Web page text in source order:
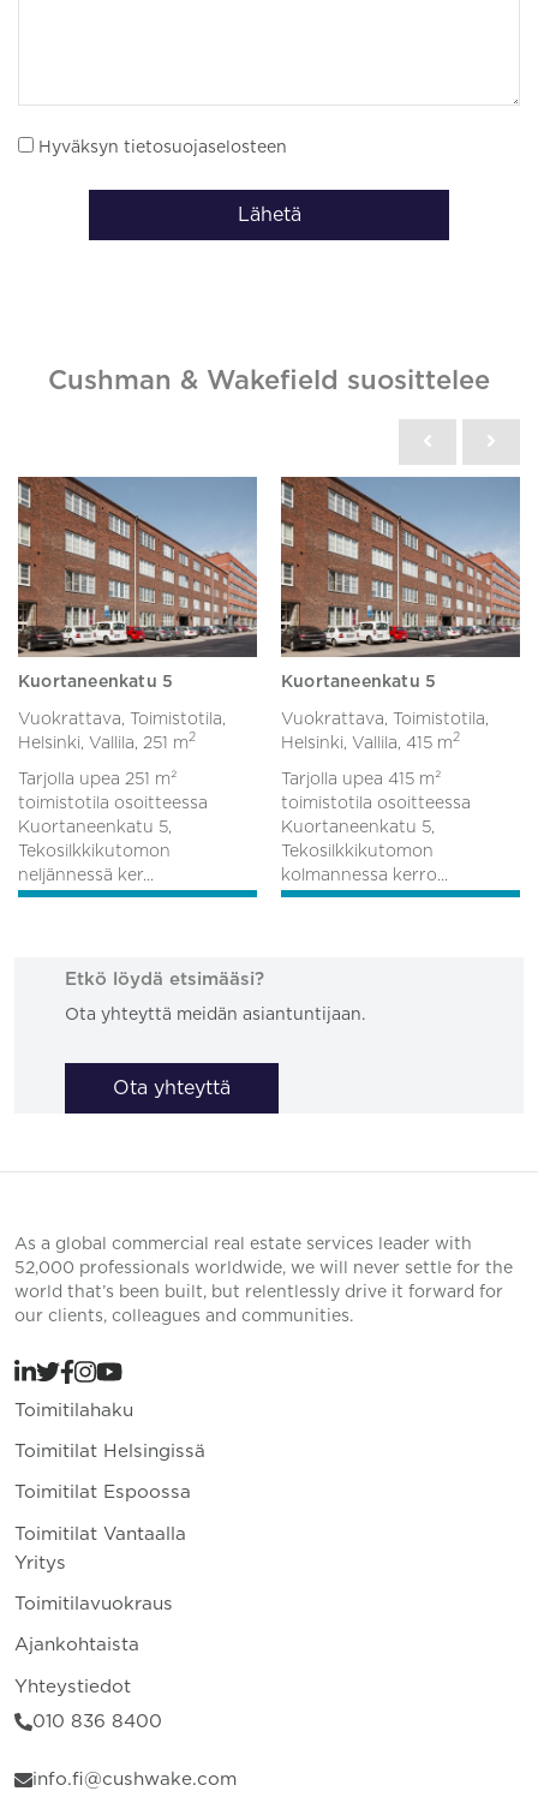
Hyväksyn tietosuojaselosteen
Lähetä
Cushman & Wakefield suosittelee
Kuortaneenkatu 5
Vuokrattava, Toimistotila,
Helsinki, Vallila, 251 m2
Tarjolla upea 251 m²
toimistotila osoitteessa
Kuortaneenkatu 5,
Tekosilkkikutomon
neljännessä ker...
Kuortaneenkatu 5
Vuokrattava, Toimistotila,
Helsinki, Vallila, 415 m2
Tarjolla upea 415 m²
toimistotila osoitteessa
Kuortaneenkatu 5,
Tekosilkkikutomon
kolmannessa kerro...
Etkö löydä etsimääsi?
Ota yhteyttä meidän asiantuntijaan.
Ota yhteyttä
As a global commercial real estate services leader with
52,000 professionals worldwide, we will never settle for the
world that’s been built, but relentlessly drive it forward for
our clients, colleagues and communities.
Toimitilahaku
Toimitilat Helsingissä
Toimitilat Espoossa
Toimitilat Vantaalla
Yritys
Toimitilavuokraus
Ajankohtaista
Yhteystiedot
010 836 8400
info.fi@cushwake.com